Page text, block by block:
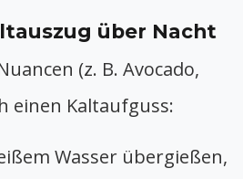
über Nacht
(z. B. Avocado,
einen Kaltaufguss:
Wasser übergießen,